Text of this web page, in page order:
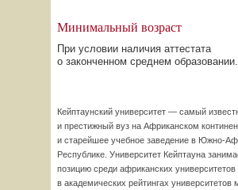
Минимальный возраст
При условии наличия аттестата
о законченном среднем образовании.
Кейптаунский университет — самый
и престижный вуз на Африканском
и старейшее учебное заведение в Южно-
Республике. Университет Кейптауна
позицию среди африканских университетов
в академических рейтингах